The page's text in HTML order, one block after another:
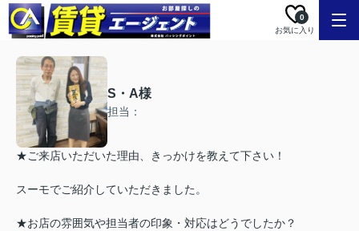
お気に入り
0
S・A様
担当：
★ご来店いただいた理由、きっかけを教えて下さい！
スーモでご紹介していただきました。
★お店の雰囲気や担当者の印象・対応はどうでしたか？